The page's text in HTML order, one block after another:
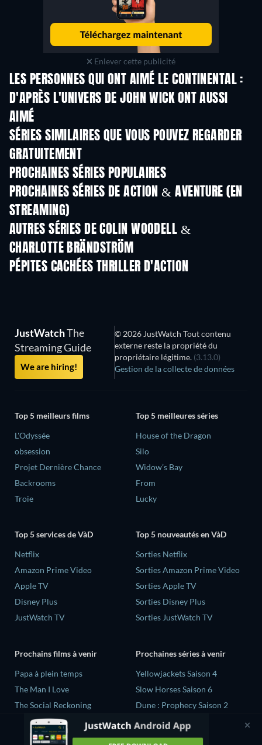
Enlever cette publicité
LES PERSONNES QUI ONT AIMÉ LE CONTINENTAL :
D'APRÈS L'UNIVERS DE JOHN WICK ONT AUSSI
AIMÉ
SÉRIES SIMILAIRES QUE VOUS POUVEZ REGARDER
GRATUITEMENTSérie
PROCHAINES SÉRIES POPULAIRES
Série Série
PROCHAINES SÉRIES DE ACTION & AVENTURE (EN
STREAMING)Saison 2
AUTRES SÉRIES DE COLIN WOODELL &
CHARLOTTE BRÄNDSTRÖM
Série
PÉPITES CACHÉES THRILLER D'ACTION
JustWatchThe
Streaming Guide
We are hiring!
© 2026 JustWatch Tout contenu
externe reste la propriété du
propriétaire légitime. (3.13.0)
Gestion de la collecte de données
Top 5 meilleurs films
L'Odyssée
obsession
Projet Dernière Chance
Backrooms
Troie
Top 5 meilleures séries
House of the Dragon
Silo
Widow’s Bay
From
Lucky
Top 5 services de VàD
Netflix
Amazon Prime Video
Apple TV
Disney Plus
JustWatch TV
Top 5 nouveautés en VàD
Sorties Netflix
Sorties Amazon Prime Video
Sorties Apple TV
Sorties Disney Plus
Sorties JustWatch TV
Prochains films à venir
‎Papa à plein temps
The Man I Love
The Social Reckoning
La Conscience politique
Le Dernier Refuge
Prochaines séries à venir
Yellowjackets Saison 4
Slow Horses Saison 6
Dune : Prophecy Saison 2
The Gentlemen Saison 2
Love Is Blind: UK Saison 3